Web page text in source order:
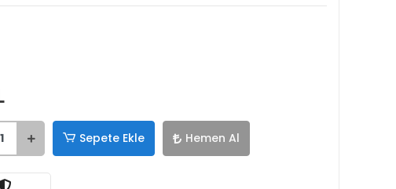
Sepete Ekle Hemen Al